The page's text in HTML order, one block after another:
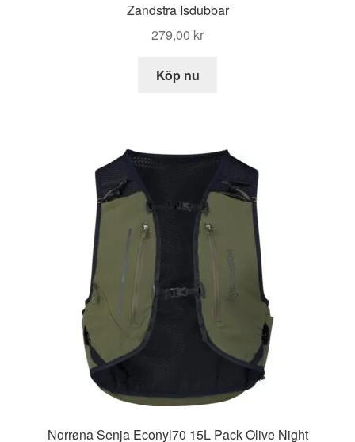
Zandstra Isdubbar
279,00 kr
Köp nu
Norrøna Senja Econyl70 15L Pack Olive Night